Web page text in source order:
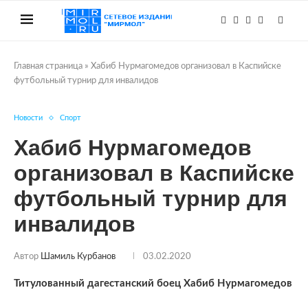
Главная страница » Хабиб Нурмагомедов организовал в Каспийске
футбольный турнир для инвалидов
Новости Спорт
Хабиб Нурмагомедов
организовал в Каспийске
футбольный турнир для
инвалидов
Автор Шамиль Курбанов 03.02.2020
Титулованный дагестанский боец Хабиб Нурмагомедов